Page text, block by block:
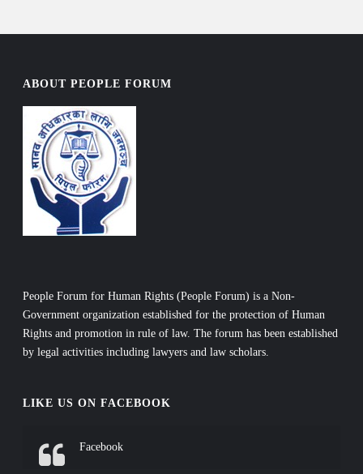
ABOUT PEOPLE FORUM
People Forum for Human Rights (People Forum) is a Non-
Government organization established for the protection of Human
Rights and promotion in rule of law. The forum has been established
by legal activities including lawyers and law scholars.
LIKE US ON FACEBOOK
Facebook